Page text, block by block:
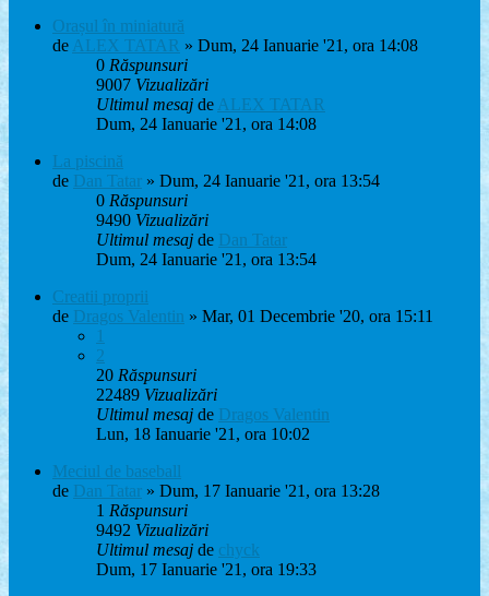
Orașul în miniatură
de ALEX TATAR » Dum, 24 Ianuarie '21, ora 14:08
0 Răspunsuri
9007 Vizualizări
Ultimul mesaj de ALEX TATAR
Dum, 24 Ianuarie '21, ora 14:08
La piscină
de Dan Tatar » Dum, 24 Ianuarie '21, ora 13:54
0 Răspunsuri
9490 Vizualizări
Ultimul mesaj de Dan Tatar
Dum, 24 Ianuarie '21, ora 13:54
Creatii proprii
de Dragos Valentin » Mar, 01 Decembrie '20, ora 15:11
1
2
20 Răspunsuri
22489 Vizualizări
Ultimul mesaj de Dragos Valentin
Lun, 18 Ianuarie '21, ora 10:02
Meciul de baseball
de Dan Tatar » Dum, 17 Ianuarie '21, ora 13:28
1 Răspunsuri
9492 Vizualizări
Ultimul mesaj de chyck
Dum, 17 Ianuarie '21, ora 19:33